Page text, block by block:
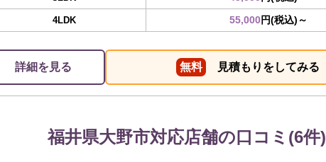
4LDK 55,000円(税込)～
詳細を見る 無料 見積もりをしてみる
福井県大野市対応店舗の口コミ(6件)